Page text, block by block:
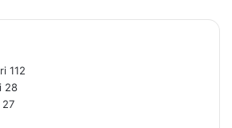
112
28
27